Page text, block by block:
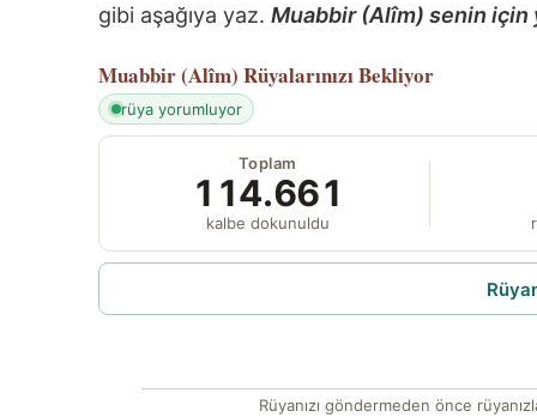
gibi aşağıya yaz. Muabbir (Alîm) senin için
Muabbir (Alîm) Rüyalarınızı Bekliyor
rüya yorumluyor
Toplam
114.661
kalbe dokunuldu
Rüyanızı göndermeden önce